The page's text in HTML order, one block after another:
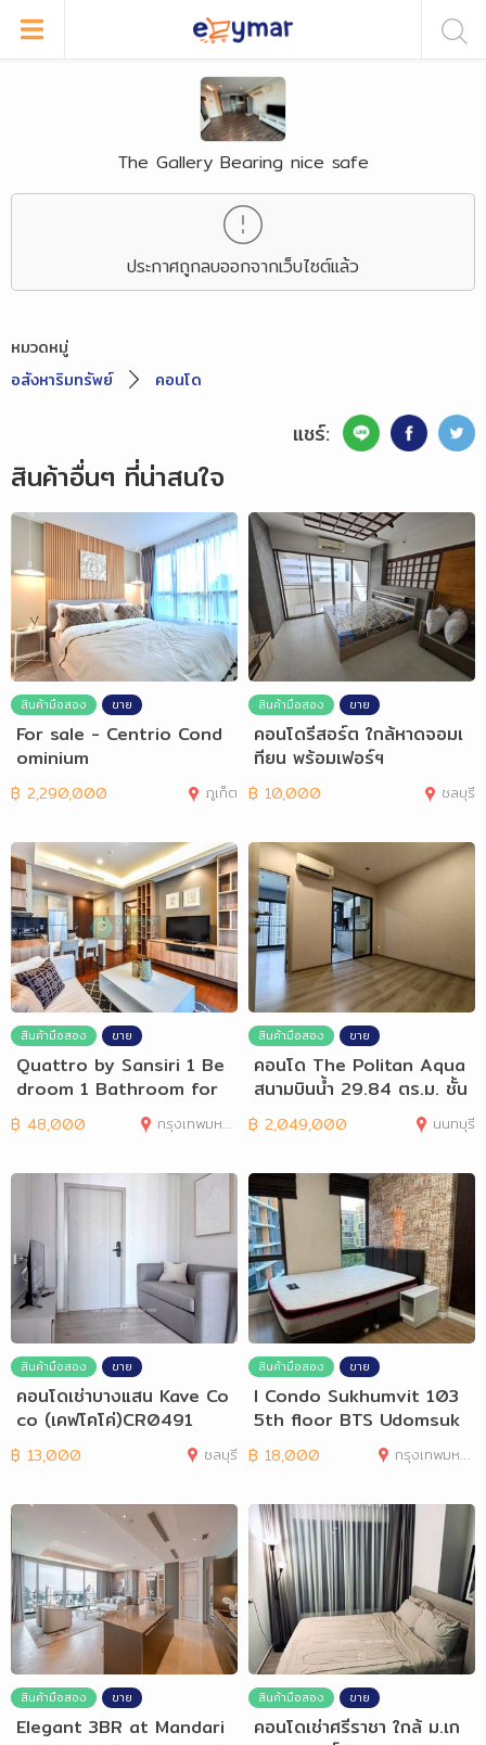
The Gallery Bearing nice safe
ประกาศถูกลบออกจากเว็บไซต์แล้ว
หมวดหมู่
อสังหาริมทรัพย์
คอนโด
แชร์:
สินค้าอื่นๆ ที่น่าสนใจ
สินค้ามือสอง ขาย
For sale - Centrio Cond
ominium
฿ 2,290,000 ภูเก็ต
สินค้ามือสอง ขาย
คอนโดรีสอร์ต ใกล้หาดจอมเ
ทียน พร้อมเฟอร์ฯ
฿ 10,000 ชลบุรี
สินค้ามือสอง ขาย
Quattro by Sansiri 1 Be
droom 1 Bathroom for
Rent
฿ 48,000 กรุงเทพมหานคร
สินค้ามือสอง ขาย
คอนโด The Politan Aqua
สนามบินน้ำ 29.84 ตร.ม. ชั้น
19
฿ 2,049,000 นนทบุรี
สินค้ามือสอง ขาย
คอนโดเช่าบางแสน Kave Co
co (เคฟโคโค่)CR0491
฿ 13,000 ชลบุรี
สินค้ามือสอง ขาย
I Condo Sukhumvit 103
5th floor BTS Udomsuk
฿ 18,000 กรุงเทพมหานคร
สินค้ามือสอง ขาย
Elegant 3BR at Mandari
สินค้ามือสอง ขาย
คอนโดเช่าศรีราชา ใกล้ ม.เก